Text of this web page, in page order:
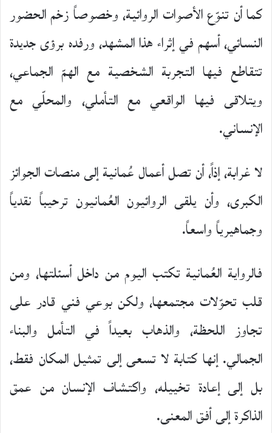
كما أن تنوّع الأصوات الروائية، وخصوصاً زخم الحضور
النسائي، أسهم في إثراء هذا المشهد، ورفده برؤى جديدة
تتقاطع فيها التجربة الشخصية مع الهمّ الجماعي،
ويتلاقى فيها الواقعي مع التأملي، والمحلّي مع
الإنساني.
لا غرابة، إذاً، أن تصل أعمال عُمانية إلى منصات الجوائز
الكبرى، وأن يلقى الروائيون العُمانيون ترحيباً نقدياً
وجماهيرياً واسعاً.
فالرواية العُمانية تكتب اليوم من داخل أسئلتها، ومن
قلب تحوّلات مجتمعها، ولكن بوعي فني قادر على
تجاوز اللحظة، والذهاب بعيداً في التأمل والبناء
الجمالي. إنها كتابة لا تسعى إلى تمثيل المكان فقط،
بل إلى إعادة تخييله، واكتشاف الإنسان من عمق
الذاكرة إلى أفق المعنى.